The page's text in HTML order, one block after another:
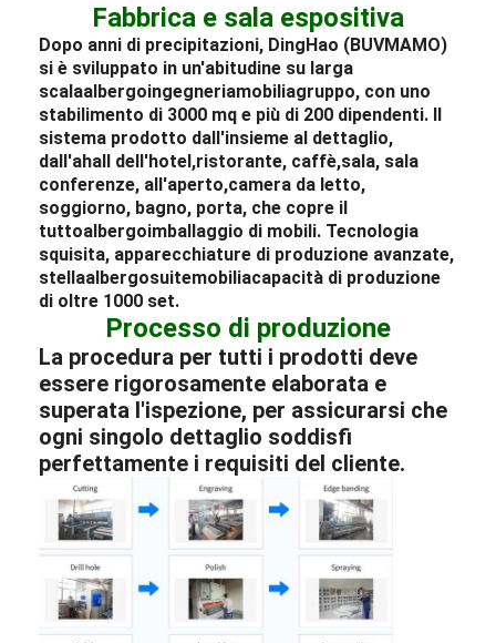
Fabbrica e sala espositiva
Dopo anni di precipitazioni, DingHao (BUVMAMO)
si è sviluppato in un'abitudine su larga
scalaalbergoingegneriamobiliagruppo, con uno
stabilimento di 3000 mq e più di 200 dipendenti. Il
sistema prodotto dall'insieme al dettaglio,
dall'ahall dell'hotel,ristorante, caffè,sala, sala
conferenze, all'aperto,camera da letto,
soggiorno, bagno, porta, che copre il
tuttoalbergoimballaggio di mobili. Tecnologia
squisita, apparecchiature di produzione avanzate,
stellaalbergosuitemobiliacapacità di produzione
di oltre 1000 set.
Processo di produzione
La procedura per tutti i prodotti deve
essere rigorosamente elaborata e
superata l'ispezione, per assicurarsi che
ogni singolo dettaglio soddisfi
perfettamente i requisiti del cliente.